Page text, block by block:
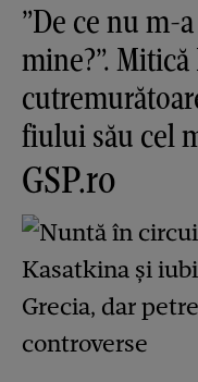
”De ce nu m-
mine?”.
fiului său cel
GSP.ro